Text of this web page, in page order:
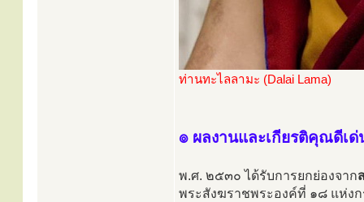
ท่านทะไลลามะ (Dalai Lama)
๏ ผลงานและเกียรติคุณดีเด่
พ.ศ. ๒๕๓๐ ได้รับการยกย่องจาก
พระสังฆราชพระองค์ที่ ๑๘ แห่ง